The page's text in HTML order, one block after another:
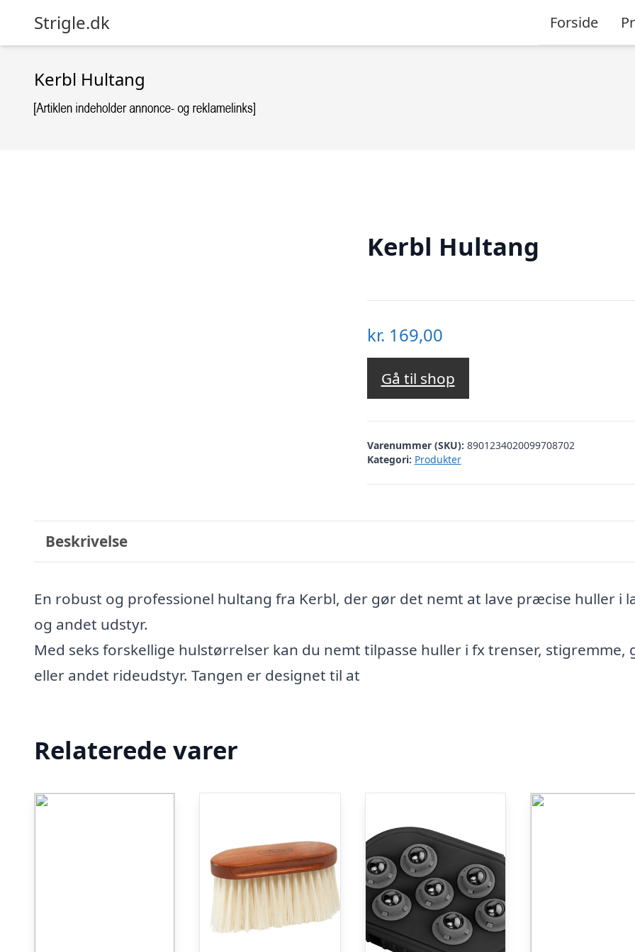
Strigle.dk Forside
Kerbl Hultang
Kerbl Hultang
kr. 169,00
Gå til shop
Varenummer (SKU): 8901234020099708702
Kategori: Produkter
Beskrivelse
En robust og professionel hultang fra Kerbl, der gør det nemt at lave præcise huller i
og andet udstyr.
Med seks forskellige hulstørrelser kan du nemt tilpasse huller i fx trenser, stigremme,
eller andet rideudstyr. Tangen er designet til at
Relaterede varer